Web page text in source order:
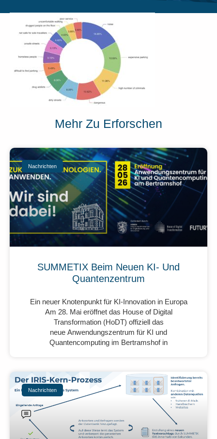
Mehr Zu Erforschen
Nachrichten
SUMMETIX Beim Neuen KI- Und
Quantenzentrum
Ein neuer Knotenpunkt für KI-Innovation in Europa
Am 28. Mai eröffnet das House of Digital
Transformation (HoDT) offiziell das
neue Anwendungszentrum für KI und
Quantencomputing im Bertramshof in
Nachrichten